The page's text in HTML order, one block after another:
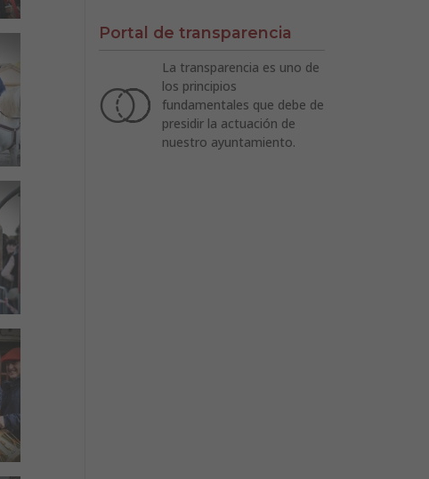
Portal de transparencia
La transparencia es uno de
los principios
fundamentales que debe de
presidir la actuación de
nuestro ayuntamiento.